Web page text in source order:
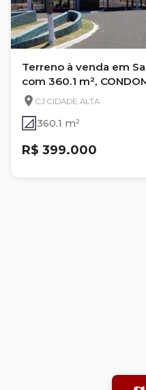
Terreno à venda em
com 360.1 m²,
ECOWIND
CJ CIDADE ALTA
360.1 m²
R$ 399.000